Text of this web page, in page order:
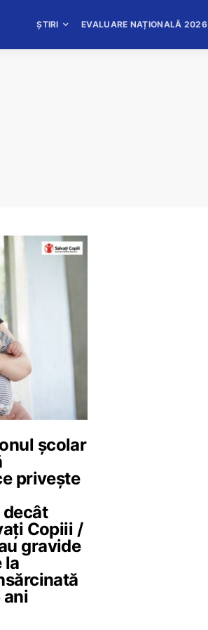
ȘTIRI EVALUARE NAȚIONALĂ 2026
școlar
privește
decât
Copiii /
gravide
la
ani